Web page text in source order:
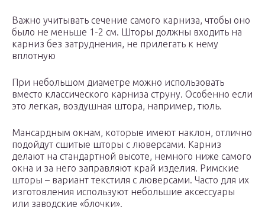
Важно учитывать сечение самого карниза, чтобы оно
было не меньше 1-2 см. Шторы должны входить на
карниз без затруднения, не прилегать к нему
вплотную
При небольшом диаметре можно использовать
вместо классического карниза струну. Особенно если
это легкая, воздушная штора, например, тюль.
Мансардным окнам, которые имеют наклон, отлично
подойдут сшитые шторы с люверсами. Карниз
делают на стандартной высоте, немного ниже самого
окна и за него заправляют край изделия. Римские
шторы – вариант текстиля с люверсами. Часто для их
изготовления используют небольшие аксессуары
или заводские «блочки».